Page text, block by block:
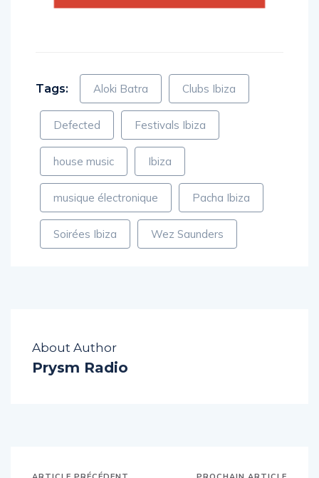
Tags: Aloki Batra Clubs Ibiza
Defected Festivals Ibiza
house music Ibiza
musique électronique Pacha Ibiza
Soirées Ibiza Wez Saunders
About Author
Prysm Radio